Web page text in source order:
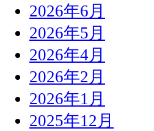
2026年6月
2026年5月
2026年4月
2026年2月
2026年1月
2025年12月